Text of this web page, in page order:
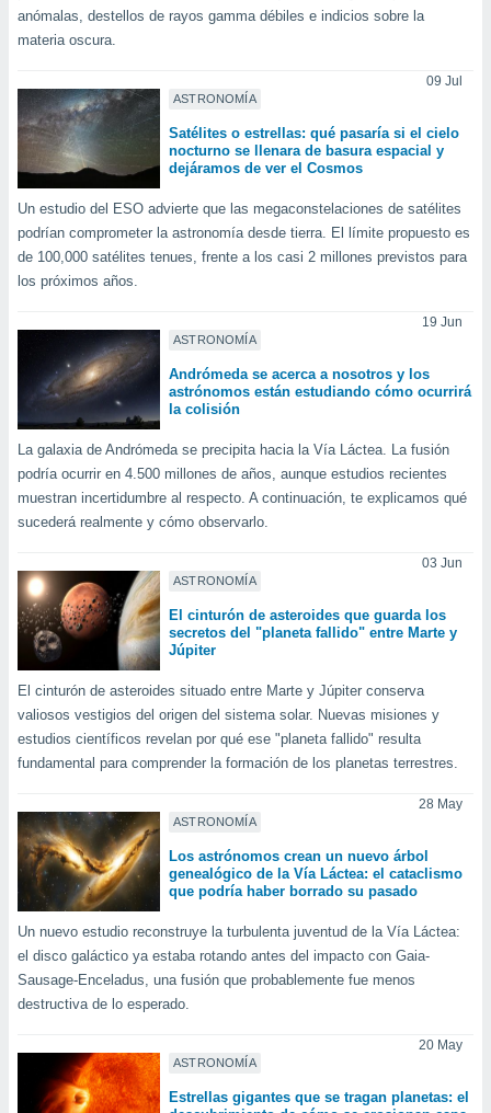
no
acceder a
web a
abono
únicos
este sitio
IP
de
posible
interés
a lo que
Para
su
datos
momento
en
en
de
anómalas, destellos de rayos gamma débiles e indicios sobre la
materia oscura.
ASTRONOMÍA
09 Jul
Satélites o estrellas: qué pasaría si el cielo
nocturno se llenara de basura espacial y
dejáramos de ver el Cosmos
Un estudio del ESO advierte que las megaconstelaciones de satélites
podrían comprometer la astronomía desde tierra. El límite propuesto es
de 100,000 satélites tenues, frente a los casi 2 millones previstos para
los próximos años.
ASTRONOMÍA
19 Jun
Andrómeda se acerca a nosotros y los
astrónomos están estudiando cómo ocurrirá
la colisión
La galaxia de Andrómeda se precipita hacia la Vía Láctea. La fusión
podría ocurrir en 4.500 millones de años, aunque estudios recientes
muestran incertidumbre al respecto. A continuación, te explicamos qué
sucederá realmente y cómo observarlo.
ASTRONOMÍA
03 Jun
El cinturón de asteroides que guarda los
secretos del "planeta fallido" entre Marte y
Júpiter
El cinturón de asteroides situado entre Marte y Júpiter conserva
valiosos vestigios del origen del sistema solar. Nuevas misiones y
estudios científicos revelan por qué ese "planeta fallido" resulta
fundamental para comprender la formación de los planetas terrestres.
ASTRONOMÍA
28 May
Los astrónomos crean un nuevo árbol
genealógico de la Vía Láctea: el cataclismo
que podría haber borrado su pasado
Un nuevo estudio reconstruye la turbulenta juventud de la Vía Láctea:
el disco galáctico ya estaba rotando antes del impacto con Gaia-
Sausage-Enceladus, una fusión que probablemente fue menos
destructiva de lo esperado.
ASTRONOMÍA
20 May
Estrellas gigantes que se tragan planetas: el